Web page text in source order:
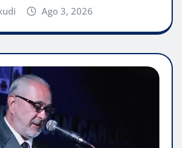
Ago 3, 2026